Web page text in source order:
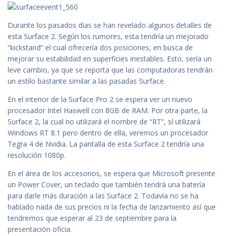
Durante los pasados días se han revelado algunos detalles de
esta Surface 2. Según los rumores, esta tendría un mejorado
“kickstand” el cual ofrecería dos posiciones, en busca de
mejorar su estabilidad en superficies inestables. Esto, sería un
leve cambio, ya que se reporta que las computadoras tendrán
un estilo bastante similar a las pasadas Surface.
En el interior de la Surface Pro 2 se espera ver un nuevo
procesador Intel Haswell con 8GB de RAM. Por otra parte, la
Surface 2, la cual no utilizará el nombre de “RT”, sí utilizará
Windows RT 8.1 pero dentro de ella, veremos un procesador
Tegra 4 de Nvidia. La pantalla de esta Surface 2 tendría una
resolución 1080p.
En el área de los accesorios, se espera que Microsoft presente
un Power Cover, un teclado que también tendrá una batería
para darle más duración a las Surface 2. Todavía no se ha
hablado nada de sus precios ni la fecha de lanzamiento así que
tendremos que esperar al 23 de septiembre para la
presentación oficia.